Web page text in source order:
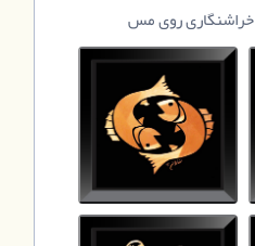
خراشنگاری روی مس